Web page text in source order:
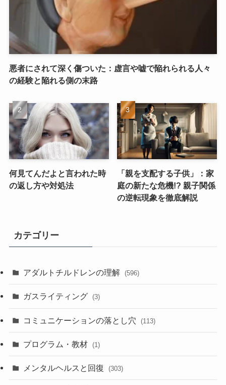
悪者にされて深く傷ついた：虚言や嘘で陥れられる人々
の経験と陥れる側の末路
何見てんだよと言われた時
の返し方や対処法
「親を支配する子供」：家
庭の新たな危機!? 親子関係
の逆転現象を徹底解説
カテゴリー
アダルトチルドレンの理解 (596)
ガスライティング (3)
コミュニケーションの落とし穴 (113)
プログラム・教材 (1)
メンタルヘルスと回復 (303)